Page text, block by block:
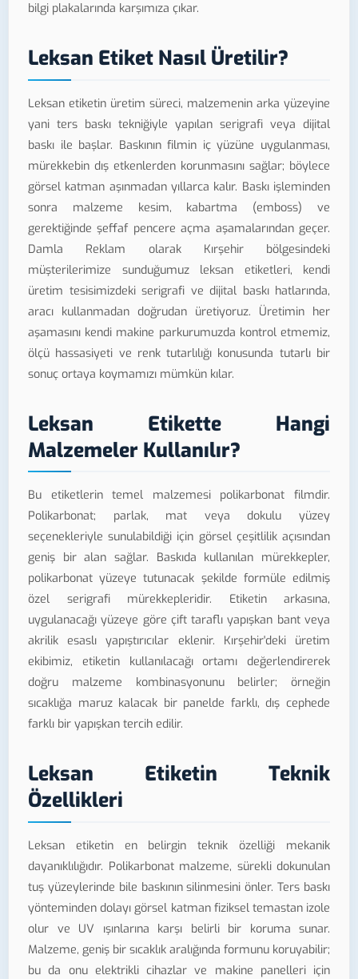
bilgi plakalarında karşımıza çıkar.
Leksan Etiket Nasıl Üretilir?
Leksan etiketin üretim süreci, malzemenin arka yüzeyine
yani ters baskı tekniğiyle yapılan serigrafi veya dijital
baskı ile başlar. Baskının filmin iç yüzüne uygulanması,
mürekkebin dış etkenlerden korunmasını sağlar; böylece
görsel katman aşınmadan yıllarca kalır. Baskı işleminden
sonra malzeme kesim, kabartma (emboss) ve
gerektiğinde şeffaf pencere açma aşamalarından geçer.
Damla Reklam olarak Kırşehir bölgesindeki
müşterilerimize sunduğumuz leksan etiketleri, kendi
üretim tesisimizdeki serigrafi ve dijital baskı hatlarında,
aracı kullanmadan doğrudan üretiyoruz. Üretimin her
aşamasını kendi makine parkurumuzda kontrol etmemiz,
ölçü hassasiyeti ve renk tutarlılığı konusunda tutarlı bir
sonuç ortaya koymamızı mümkün kılar.
Leksan Etikette Hangi
Malzemeler Kullanılır?
Bu etiketlerin temel malzemesi polikarbonat filmdir.
Polikarbonat; parlak, mat veya dokulu yüzey
seçenekleriyle sunulabildiği için görsel çeşitlilik açısından
geniş bir alan sağlar. Baskıda kullanılan mürekkepler,
polikarbonat yüzeye tutunacak şekilde formüle edilmiş
özel serigrafi mürekkepleridir. Etiketin arkasına,
uygulanacağı yüzeye göre çift taraflı yapışkan bant veya
akrilik esaslı yapıştırıcılar eklenir. Kırşehir'deki üretim
ekibimiz, etiketin kullanılacağı ortamı değerlendirerek
doğru malzeme kombinasyonunu belirler; örneğin
sıcaklığa maruz kalacak bir panelde farklı, dış cephede
farklı bir yapışkan tercih edilir.
Leksan Etiketin Teknik
Özellikleri
Leksan etiketin en belirgin teknik özelliği mekanik
dayanıklılığıdır. Polikarbonat malzeme, sürekli dokunulan
tuş yüzeylerinde bile baskının silinmesini önler. Ters baskı
yönteminden dolayı görsel katman fiziksel temastan izole
olur ve UV ışınlarına karşı belirli bir koruma sunar.
Malzeme, geniş bir sıcaklık aralığında formunu koruyabilir;
bu da onu elektrikli cihazlar ve makine panelleri için